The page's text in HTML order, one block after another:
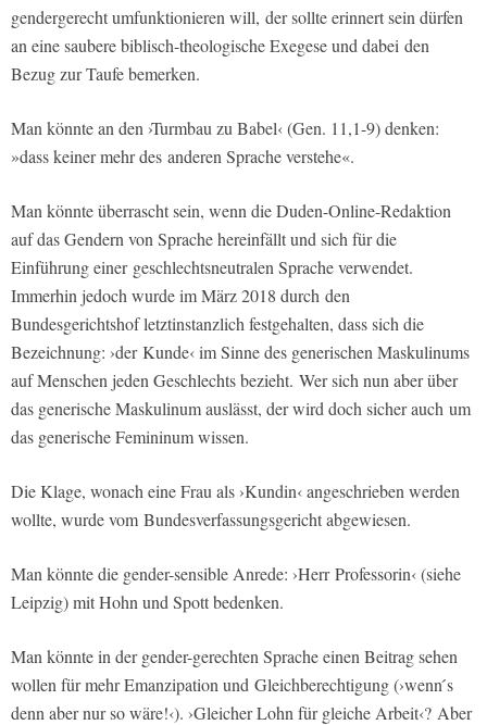
gendergerecht umfunktionieren will, der sollte erinnert sein dürfen
an eine saubere biblisch-theologische Exegese und dabei den
Bezug zur Taufe bemerken.
Man könnte an den ›Turmbau zu Babel‹ (Gen. 11,1-9) denken:
»dass keiner mehr des anderen Sprache verstehe«.
Man könnte überrascht sein, wenn die Duden-Online-Redaktion
auf das Gendern von Sprache hereinfällt und sich für die
Einführung einer geschlechtsneutralen Sprache verwendet.
Immerhin jedoch wurde im März 2018 durch den
Bundesgerichtshof letztinstanzlich festgehalten, dass sich die
Bezeichnung: ›der Kunde‹ im Sinne des generischen Maskulinums
auf Menschen jeden Geschlechts bezieht. Wer sich nun aber über
das generische Maskulinum auslässt, der wird doch sicher auch um
das generische Femininum wissen.
Die Klage, wonach eine Frau als ›Kundin‹ angeschrieben werden
wollte, wurde vom Bundesverfassungsgericht abgewiesen.
Man könnte die gender-sensible Anrede: ›Herr Professorin‹ (siehe
Leipzig) mit Hohn und Spott bedenken.
Man könnte in der gender-gerechten Sprache einen Beitrag sehen
wollen für mehr Emanzipation und Gleichberechtigung (›wenn ́s
denn aber nur so wäre!‹). ›Gleicher Lohn für gleiche Arbeit‹? Aber